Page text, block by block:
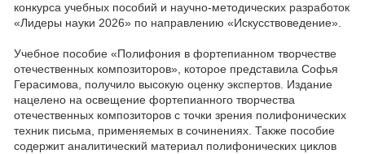
конкурса учебных пособий и научно-методических разработок
«Лидеры науки 2026» по направлению «Искусствоведение».
Учебное пособие «Полифония в фортепианном творчестве
отечественных композиторов», которое представила Софья
Герасимова, получило высокую оценку экспертов. Издание
нацелено на освещение фортепианного творчества
отечественных композиторов с точки зрения полифонических
техник письма, применяемых в сочинениях. Также пособие
содержит аналитический материал полифонических циклов